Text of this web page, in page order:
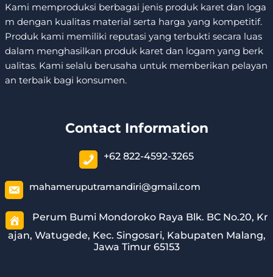
Kami memproduksi berbagai jenis produk karet dan loga
m dengan kualitas material serta harga yang kompetitif.
Produk kami memiliki reputasi yang terbukti secara luas
dalam menghasilkan produk karet dan logam yang berk
ualitas. Kami selalu berusaha untuk memberikan pelayan
an terbaik bagi konsumen.
Contact Information
+62 822-4592-3265
mahameruputramandiri@gmail.com
Perum Bumi Mondoroko Raya Blk. BC No.20, Kr
ajan, Watugede, Kec. Singosari, Kabupaten Malang,
Jawa Timur 65153